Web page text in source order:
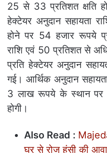
25 से 33 प्रतिशत क्षति
हेक्टेयर अनुदान सहायता
होने पर 54 हजार रूपये
राशि एवं 50 प्रतिशत से
प्रति हेक्टेयर अनुदान
गई। आर्थिक अनुदान
3 लाख रूपये के स्थान
होगी।
Also Read :
घर से रोज हंसी की